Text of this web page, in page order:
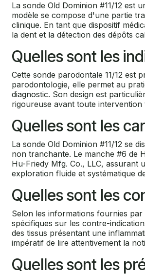
La sonde Old Dominion #11/12
modèle se compose d'une partie
clinique. En tant que dispositif
la dent et la détection des dépôts
Quelles sont les
Cette sonde parodontale 11/12 est
parodontologie, elle permet au
diagnostic. Son design est
rigoureuse avant toute
Quelles sont les
La sonde Old Dominion #11/12 se
non tranchante. Le manche #6 de
Hu-Friedy Mfg. Co., LLC, assurant
exploration fluide et systématique
Quelles sont les
Selon les informations fournies
spécifiques sur les contre-
des tissus présentant une
impératif de lire attentivement la
Quelles sont les